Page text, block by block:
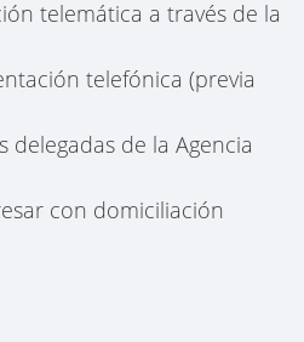
telemática a través de la
telefónica (previa
de la Agencia
con domiciliación